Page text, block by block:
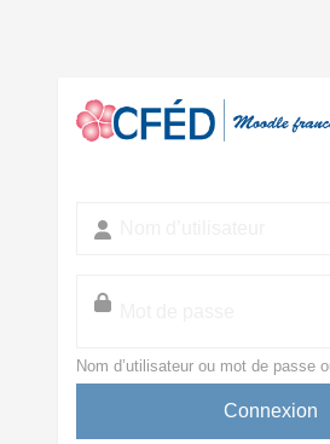
Nom d’utilisateur ou mot de passe
Connexion